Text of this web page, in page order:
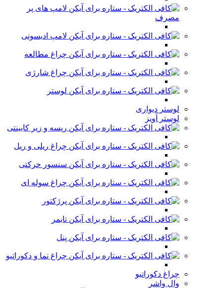
لامپ های پر
مصرف
لامپ ادیسونی
چراغ مطالعه
چراغ شارژی
لوستر
لوستر دیواری
لوستر آویز
ریسه و زیر کابینتی
چراغ ریلی و ریل
سنسور حرکتی
چراغ سوله ای
پرژکتور
تایمر
پنل
چراغ نما و دکوراتیو
چراغ دکوراتیو
وال واشر